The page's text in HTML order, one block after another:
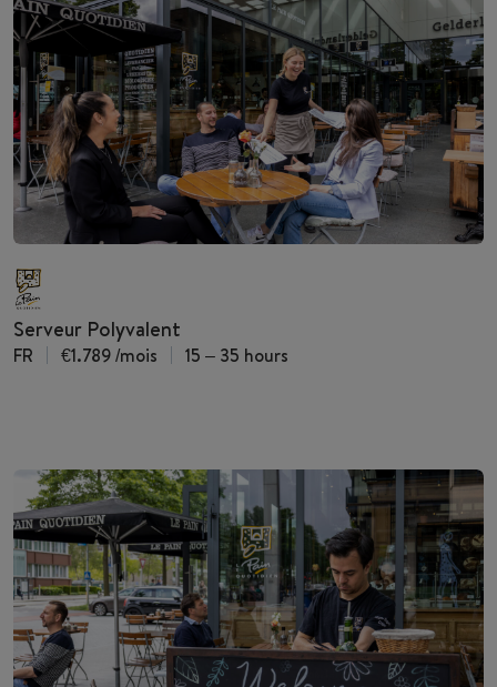
Serveur Polyvalent
FR €1.789/mois 15 – 35 hours